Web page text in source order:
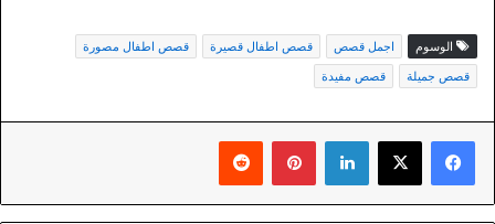
الوسوم اجمل قصص قصص اطفال قصيرة
قصص اطفال مصورة
قصص جميلة
قصص مفيدة
لينكدإن بينتيريست